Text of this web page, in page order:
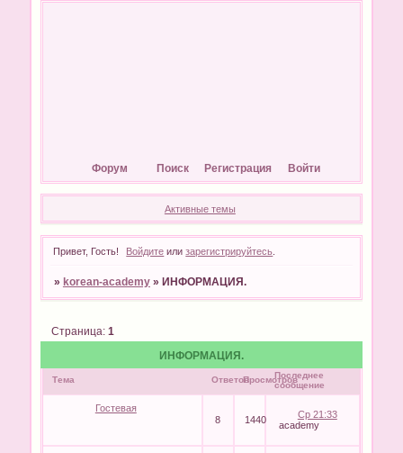
Форум Поиск Регистрация Войти
Активные темы
Привет, Гость! Войдите илизарегистрируйтесь
» korean-academy » ИНФОРМАЦИЯ.
ИНФОРМАЦИЯ.
Страница: 1
Тема ОтветовПросмотровПоследнее
сообщение
Гостевая
8
1440
Ср 21:33
academy